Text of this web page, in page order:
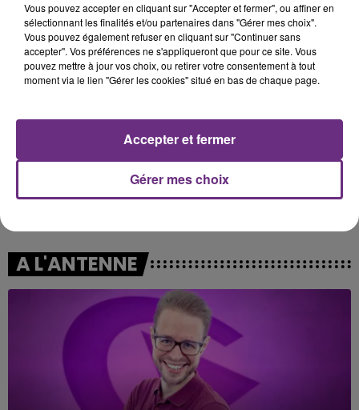
0h40
0h40
Killing Me Softly (with His
0h37
0h37
JENNIFER LOPEZ & DAVID GUETTA
Save Me Tonight
A L'ANTENNE
Vous pouvez accepter en cliquant sur "Accepter et fermer", ou affiner en
sélectionnant les finalités et/ou partenaires dans "Gérer mes choix".
Vous pouvez également refuser en cliquant sur "Continuer sans
accepter". Vos préférences ne s'appliqueront que pour ce site. Vous
pouvez mettre à jour vos choix, ou retirer votre consentement à tout
moment via le lien "Gérer les cookies" situé en bas de chaque page.
Gérer mes choix
Accepter et fermer